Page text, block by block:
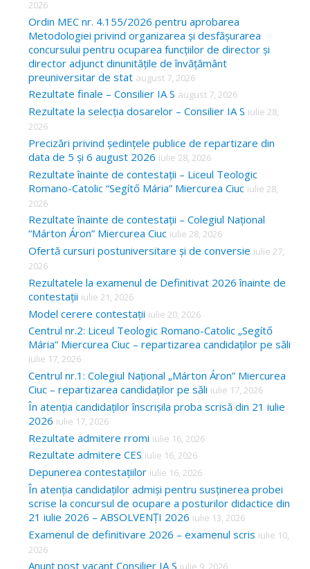
o
r
2026
Ordin MEC nr. 4.155/2026 pentru aprobarea
Metodologiei privind organizarea și desfășurarea
concursului pentru ocuparea funcțiilor de director și
director adjunct dinunitățile de învățământ
preuniversitar de stat august 7, 2026
Rezultate finale – Consilier IA S august 7, 2026
Rezultate la selecția dosarelor – Consilier IA S iulie 28,
2026
Precizări privind ședințele publice de repartizare din
data de 5 și 6 august 2026 iulie 28, 2026
Rezultate înainte de contestații – Liceul Teologic
Romano-Catolic “Segítő Mária” Miercurea Ciuc iulie 28,
2026
Rezultate înainte de contestații – Colegiul Național
“Márton Áron” Miercurea Ciuc iulie 28, 2026
Ofertă cursuri postuniversitare și de conversie iulie 27,
2026
Rezultatele la examenul de Definitivat 2026 înainte de
contestații iulie 21, 2026
Model cerere contestații iulie 20, 2026
Centrul nr.2: Liceul Teologic Romano-Catolic „Segítő
Mária” Miercurea Ciuc – repartizarea candidaților pe săli
iulie 17, 2026
Centrul nr.1: Colegiul Național „Márton Áron” Miercurea
Ciuc – repartizarea candidaților pe săli iulie 17, 2026
În atenția candidaților înscrișila proba scrisă din 21 iulie
2026 iulie 17, 2026
Rezultate admitere rromi iulie 16, 2026
Rezultate admitere CES iulie 16, 2026
Depunerea contestațiilor iulie 16, 2026
În atenția candidaților admiși pentru susținerea probei
scrise la concursul de ocupare a posturilor didactice din
21 iulie 2026 – ABSOLVENȚI 2026 iulie 13, 2026
Examenul de definitivare 2026 – examenul scris iulie 10,
2026
Anunț post vacant Consilier IA S iulie 9, 2026